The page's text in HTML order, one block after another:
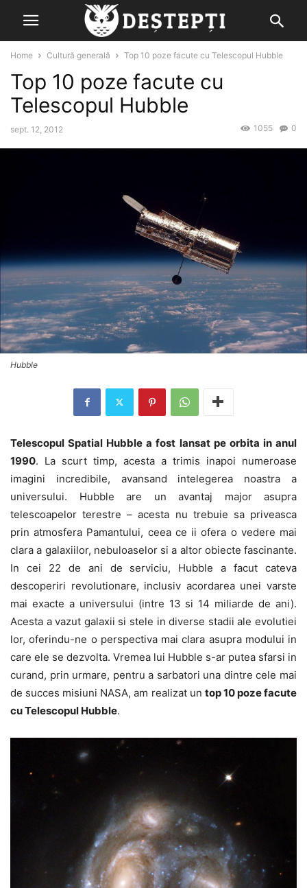
Home Cultură generală Top 10 poze facute cu Telescopul Hubble
Top 10 poze facute cu
Telescopul Hubble
sept. 12, 2012 0
1055
Hubble
Telescopul Spatial Hubble a fost lansat pe orbita in anul
1990. La scurt timp, acesta a trimis inapoi numeroase
imagini incredibile, avansand intelegerea noastra a
universului. Hubble are un avantaj major asupra
telescoapelor terestre – acesta nu trebuie sa priveasca
prin atmosfera Pamantului, ceea ce ii ofera o vedere mai
clara a galaxiilor, nebuloaselor si a altor obiecte fascinante.
In cei 22 de ani de serviciu, Hubble a facut cateva
descoperiri revolutionare, inclusiv acordarea unei varste
mai exacte a universului (intre 13 si 14 miliarde de ani).
Acesta a vazut galaxii si stele in diverse stadii ale evolutiei
lor, oferindu-ne o perspectiva mai clara asupra modului in
care ele se dezvolta. Vremea lui Hubble s-ar putea sfarsi in
curand, prin urmare, pentru a sarbatori una dintre cele mai
de succes misiuni NASA, am realizat un top 10 poze facute
cu Telescopul Hubble.